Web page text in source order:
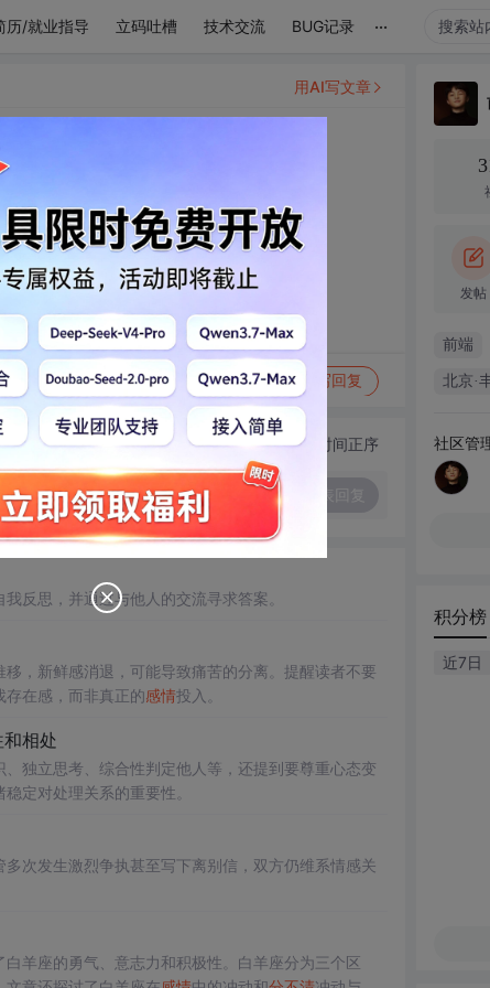
历/就业指导 立码吐槽 技术交流 BUG记录 ...
举报 写回复
用AI写文章
切换为时间正序
反思，并通过与他人的交流寻求答案。
，新鲜感消退，可能导致痛苦的分离。提醒读者不要
在感，而非真正的感情投入。
相处
独立思考、综合性判定他人等，还提到要尊重心态变
定对处理关系的重要性。
次发生激烈争执甚至写下离别信，双方仍维系情感关
羊座的勇气、意志力和积极性。白羊座分为三个区
发帖
前端
北京·
社区管
积分榜
近7日